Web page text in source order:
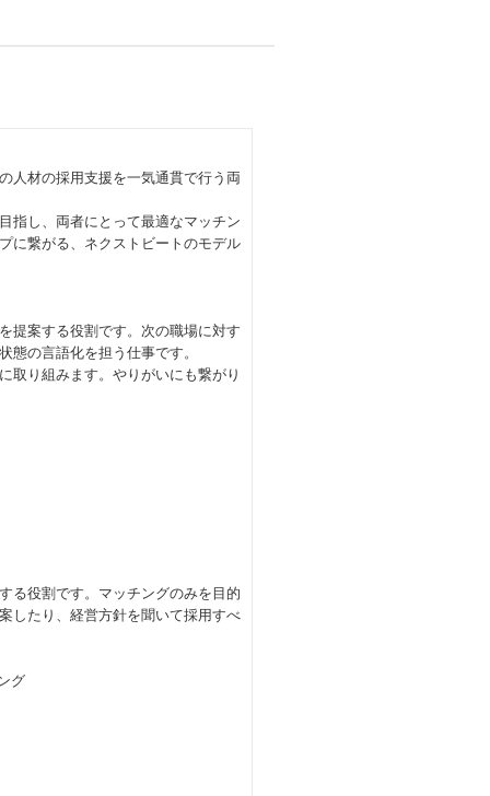
人材の採用支援を一気通貫で行う両
指し、両者にとって最適なマッチン
に繋がる、ネクストビートのモデル
提案する役割です。次の職場に対す
態の言語化を担う仕事です。
取り組みます。やりがいにも繋がり
る役割です。マッチングのみを目的
したり、経営方針を聞いて採用すべ
グ